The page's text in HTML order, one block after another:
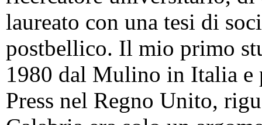
laureato con una tesi di
postbellico. Il mio primo
1980 dal Mulino in Italia e
Press nel Regno Unito,